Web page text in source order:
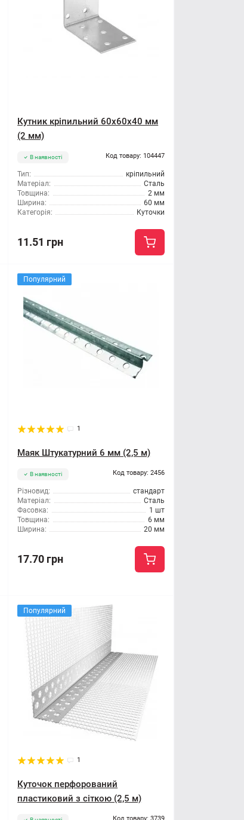
Кутник кріпильний 60x60x40 мм
(2 мм)
В наявності Код товару: 104447
Тип:
кріпильний
Матеріал:
Сталь
Товщина:
2 мм
Ширина:
60 мм
Категорія:
Куточки
11.51 грн
Популярний
1
Маяк Штукатурний 6 мм (2,5 м)
В наявності Код товару: 2456
Різновид:
стандарт
Матеріал:
Сталь
Фасовка:
1 шт
Товщина:
6 мм
Ширина:
20 мм
17.70 грн
Популярний
1
Куточок перфорований
пластиковий з сіткою (2,5 м)